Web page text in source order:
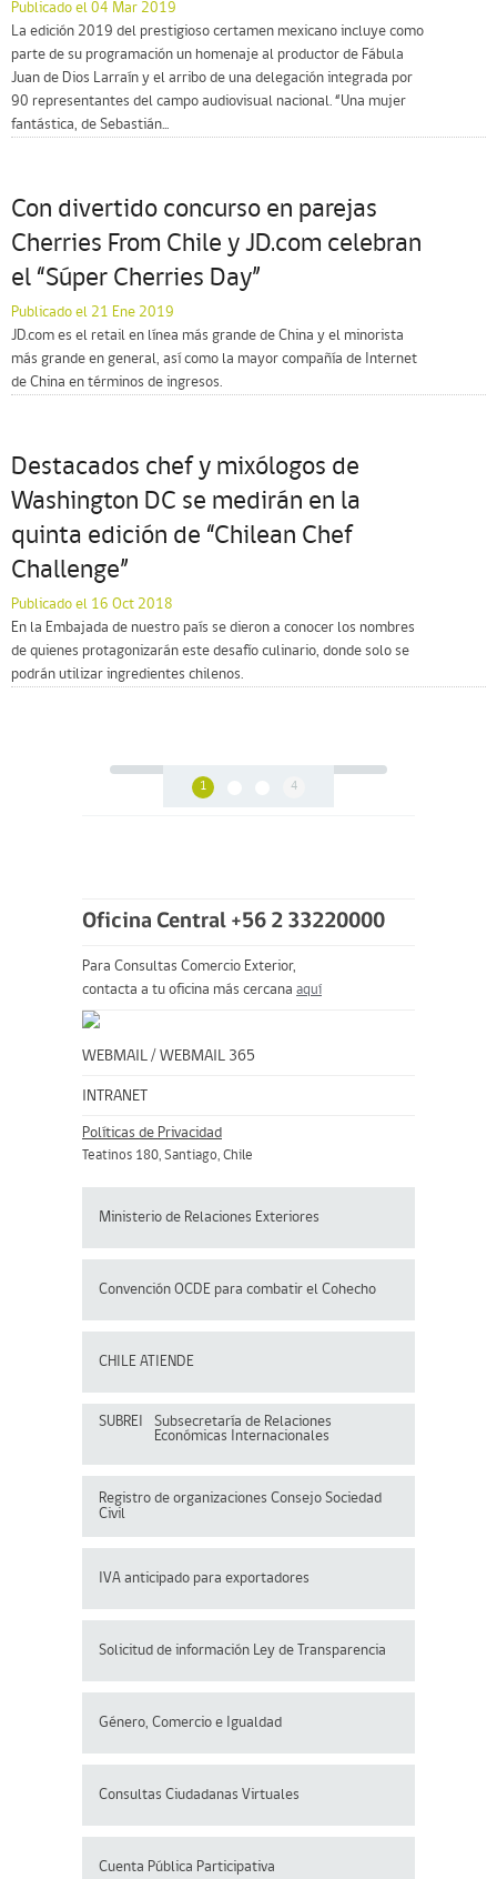
Publicado el 04 Mar 2019
La edición 2019 del prestigioso certamen mexicano incluye como
parte de su programación un homenaje al productor de Fábula
Juan de Dios Larraín y el arribo de una delegación integrada por
90 representantes del campo audiovisual nacional. “Una mujer
fantástica, de Sebastián...
Con divertido concurso en parejas
Cherries From Chile y JD.com celebran
el “Súper Cherries Day”
Publicado el 21 Ene 2019
JD.com es el retail en línea más grande de China y el minorista
más grande en general, así como la mayor compañía de Internet
de China en términos de ingresos.
Destacados chef y mixólogos de
Washington DC se medirán en la
quinta edición de “Chilean Chef
Challenge”
Publicado el 16 Oct 2018
En la Embajada de nuestro país se dieron a conocer los nombres
de quienes protagonizarán este desafío culinario, donde solo se
podrán utilizar ingredientes chilenos.
1 4
Oficina Central +56 2 33220000
Para Consultas Comercio Exterior,
contacta a tu oficina más cercana aquí
WEBMAIL / WEBMAIL 365
INTRANET
Políticas de Privacidad
Teatinos 180, Santiago, Chile
Ministerio de Relaciones Exteriores
Convención OCDE para combatir el Cohecho
CHILE ATIENDE
SUBREI
Subsecretaría de Relaciones
Económicas Internacionales
Registro de organizaciones Consejo Sociedad
Civil
IVA anticipado para exportadores
Solicitud de información Ley de Transparencia
Género, Comercio e Igualdad
Consultas Ciudadanas Virtuales
Cuenta Pública Participativa